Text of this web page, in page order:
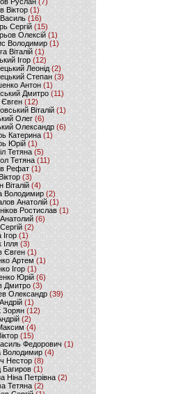
Віктор (1)
(16)
Сергій (15)
Олексій (1)
Володимир (1)
Віталій (1)
Ігор (12)
Леонід(2)
Степан (3)
Антон (1)
Дмитро(11)
(12)
Віталій (1)
Олег (6)
Олександр (6)
Катерина (1)
Юрій (1)
Тетяна (5)
Тетяна (11)
Рефат (1)
(3)
Віталій (4)
Володимир (2)
Анатолій(1)
Ростислав(1)
(6)
(2)
(1)
Ілля (3)
Євген (1)
Артем(1)
Ігор(1)
Юрій (6)
Дмитро (3)
Олександр (39)
(1)
Зорян(12)
(2)
(4)
(15)
Федорович (1)
Володимир (4)
Нестор(8)
Багиров (1)
Ніна Петрівна (2)
Тетяна(2)